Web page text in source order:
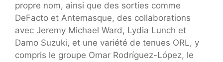
propre nom, ainsi que des sorties comme
DeFacto et Antemasque, des collaborations
avec Jeremy Michael Ward, Lydia Lunch et
Damo Suzuki, et une variété de tenues ORL, y
compris le groupe Omar Rodríguez-López, le